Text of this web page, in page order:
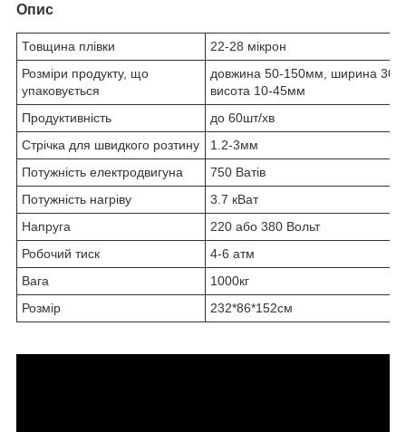
Опис
Товщина плівки
22-28 мікрон
Розміри продукту, що
упаковується
довжина 50-150мм, ширина 30-
висота 10-45мм
Продуктивність
до 60шт/хв
Стрічка для швидкого розтину
1.2-3мм
Потужність електродвигуна
750 Ватів
Потужність нагріву
3.7 кВат
Напруга
220 або 380 Вольт
Робочий тиск
4-6 атм
Вага
1000кг
Розмір
232*86*152см